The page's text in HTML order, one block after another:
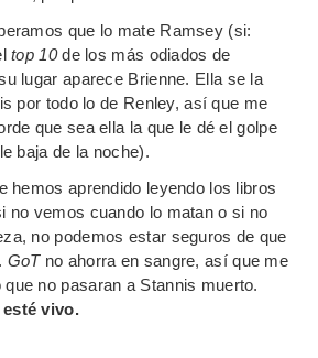
que lo mate Ramsey (si:
top 10de los más odiados de
lugar aparece Brienne. Ella se la
por todo lo de Renley, así que me
que sea ella la que le dé el golpe
baja de la noche).
hemos aprendido leyendo los libros
no vemos cuando lo matan o si no
no podemos estar seguros de que
GoTno ahorra en sangre, así que me
no pasaran a Stannis muerto.
vivo.